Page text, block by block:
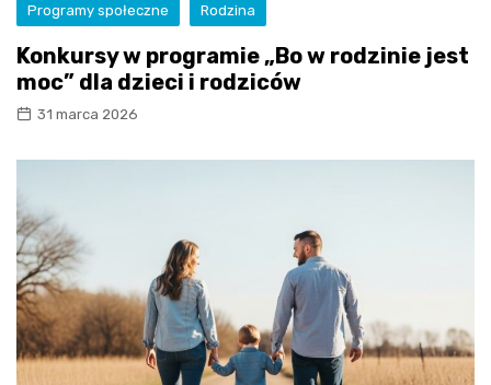
Programy społeczne Rodzina
Konkursy w programie „Bo w rodzinie jest
moc” dla dzieci i rodziców
31 marca 2026